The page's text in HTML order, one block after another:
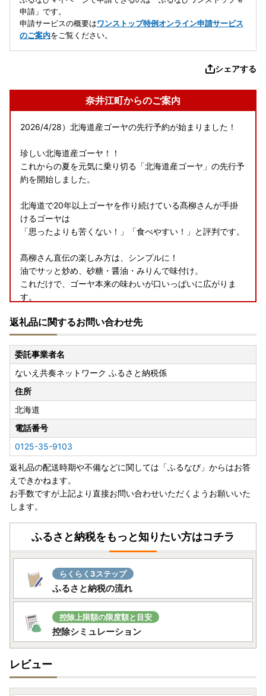
申請」です。
申請サービスの概要はワンストップ特例オンライン申請サービス
のご案内をご覧ください。
シェアする
奈井江町からのご案内
2026/4/28）北海道産ゴーヤの先行予約が始まりました！
珍しい北海道産ゴーヤ！！
これからの夏を元気に乗り切る「北海道産ゴーヤ」の先行予
約を開始しました。
北海道で20年以上ゴーヤを作り続けている髙柳さんが手掛
けるゴーヤは
「思ったよりも苦くない！」「食べやすい！」と評判です。
髙柳さん直伝の楽しみ方は、シンプルに！
油でサッと炒め、砂糖・醤油・みりんで味付け。
これだけで、ゴーヤ本来の味わいが口いっぱいに広がりま
す。
ビタミンCたっぷりで、夏バテ予防にもぴったり。
北国で育った希少な夏の味覚を、ぜひ食卓でお楽しみくださ
い！
---------------------------------------------------
2026/4/23）【復活】寄附者様の声で再登場！毎月届くお米
定期便（全12回/1年分）
この度、寄附者様からのご要望にお応えし、お米の定期便
（全12回）を復活いたしました。
これまで本定期便は、市場価格の高騰・不安定化の影響を受
け、安定した品質と供給を維持することが難しいと判断し、
一時的に受付を停止しておりました。
しかしながら、停止期間中にも「毎月届く定期便を続けてほ
しい」「奈井江町のお米を1年を通して楽しみたい」といっ
そうした寄附者様のお声を受け、改めて提供事業者と協議を
重ねた結果、このたび定期便の再開が実現いたしました。
さらに今回の復活にあわせてラインナップも拡充し、北海道
を代表する人気品種である特別栽培米ゆめぴりか（無洗米を
含む）、特別栽培米ななつぼしに加え、ななつぼし（通常栽
培）も新たにご用意しております。容量も5kg・10kg・15k
gと、ご家庭のライフスタイルに合わせてお選びいただけま
毎月届く安心感と、北海道・奈井江町の美味しいお米を、ぜ
ひこの機会に1年間を通してお楽しみください。
※お礼の品は、数日に分けて順次追加しております。
返礼品に関するお問い合わせ先
委託事業者名
ないえ共奏ネットワーク ふるさと納税係
住所
北海道
電話番号
0125-35-9103
返礼品の配送時期や不備などに関しては「ふるなび」からはお答
えできかねます。
お手数ですが上記より直接お問い合わせいただくようお願いいた
します。
ふるさと納税をもっと知りたい方はコチラ
らくらく3ステップ
ふるさと納税の流れ
控除上限額の限度額と目安
控除シミュレーション
レビュー